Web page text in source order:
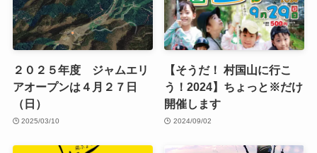
２０２５年度 ジャムエリ
アオープンは４月２７日
（日）
2025/03/10
【そうだ！ 村国山に行こ
う！2024】ちょっと※だけ
開催します
2024/09/02